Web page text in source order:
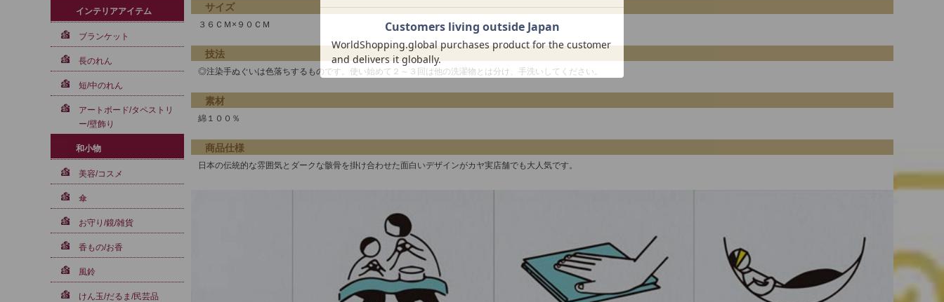
サイズ
３６ＣＭ×９０ＣＭ
技法
◎注染手ぬぐいは色落ちするものです。使い始めて２～３回は他の洗濯物とは分け、手洗いしてください。
素材
綿１００％
商品仕様
日本の伝統的な雰囲気とダークな骸骨を掛け合わせた面白いデザインがカヤ実店舗でも大人気です。
インテリアアイテム
ブランケット
長のれん
短/中のれん
アートボード/タペストリ
ー/壁飾り
和小物
美容/コスメ
傘
お守り/鏡/雑貨
香もの/お香
風鈴
けん玉/だるま/民芸品